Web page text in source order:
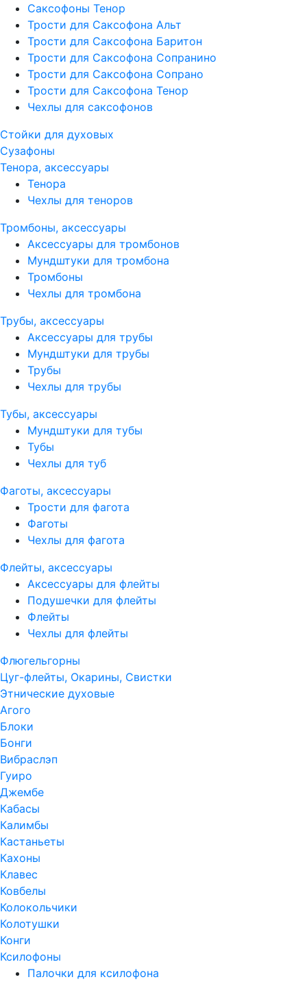
Саксофоны Тенор
Трости для Саксофона Альт
Трости для Саксофона Баритон
Трости для Саксофона Сопранино
Трости для Саксофона Сопрано
Трости для Саксофона Тенор
Чехлы для саксофонов
Стойки для духовых
Сузафоны
Тенора, аксессуары
Тенора
Чехлы для теноров
Тромбоны, аксессуары
Аксессуары для тромбонов
Мундштуки для тромбона
Тромбоны
Чехлы для тромбона
Трубы, аксессуары
Аксессуары для трубы
Мундштуки для трубы
Трубы
Чехлы для трубы
Тубы, аксессуары
Мундштуки для тубы
Тубы
Чехлы для туб
Фаготы, аксессуары
Трости для фагота
Фаготы
Чехлы для фагота
Флейты, аксессуары
Аксессуары для флейты
Подушечки для флейты
Флейты
Чехлы для флейты
Флюгельгорны
Цуг-флейты, Окарины, Свистки
Этнические духовые
Агого
Блоки
Бонги
Вибраслэп
Гуиро
Джембе
Кабасы
Калимбы
Кастаньеты
Кахоны
Клавес
Ковбелы
Колокольчики
Колотушки
Конги
Ксилофоны
Палочки для ксилофона